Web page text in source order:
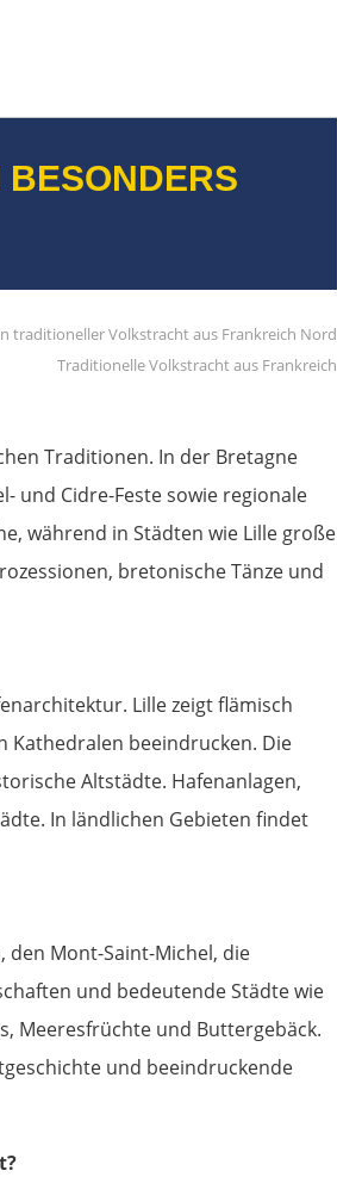
Traditionelle Volkstracht aus Frankreich
Traditionen. In der Bretagne
und Cidre-Feste sowie regionale
während in Städten wie Lille große
bretonische Tänze und
Lille zeigt flämisch
Kathedralen beeindrucken. Die
Altstädte. Hafenanlagen,
In ländlichen Gebieten findet
Mont-Saint-Michel, die
und bedeutende Städte wie
Meeresfrüchte und Buttergebäck.
und beeindruckende